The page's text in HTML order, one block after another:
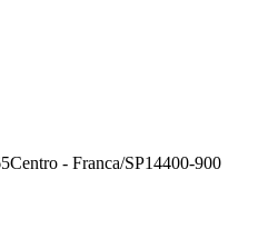
Centro - Franca/SP14400-900